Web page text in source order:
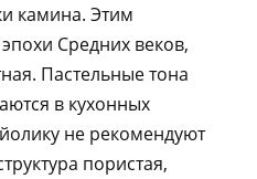
камина. Этим
Средних веков,
Пастельные тона
в кухонных
не рекомендуют
пористая,